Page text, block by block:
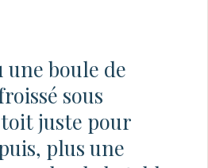
une boule de
sous
toit juste pour
plus une